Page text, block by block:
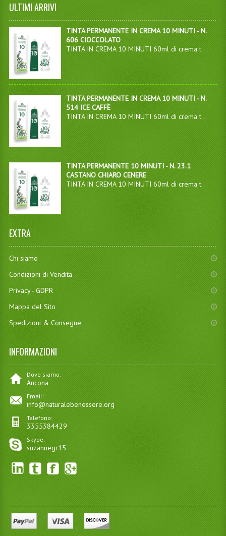
ULTIMI ARRIVI
TINTA PERMANENTE IN CREMA 10 MINUTI - N.
606 CIOCCOLATO
TINTA IN CREMA 10 MINUTI 60ml di crema t...
TINTA PERMANENTE IN CREMA 10 MINUTI - N.
514 ICE CAFFÈ
TINTA IN CREMA 10 MINUTI 60ml di crema t...
TINTA PERMANENTE 10 MINUTI - N. 23.1
CASTANO CHIARO CENERE
TINTA IN CREMA 10 MINUTI 60ml di crema t...
EXTRA
Chi siamo
Condizioni di Vendita
Privacy - GDPR
Mappa del Sito
Spedizioni & Consegne
INFORMAZIONI
Dove siamo:
Ancona
Email:
info@naturalebenessere.org
Telefono:
3355384429
Skype:
suzannegr15